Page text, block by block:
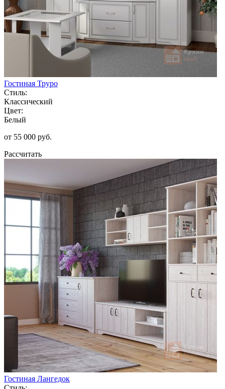
Гостиная Труро
Стиль:
Классический
Цвет:
Белый
от 55 000 руб.
Рассчитать
Гостиная Лангедок